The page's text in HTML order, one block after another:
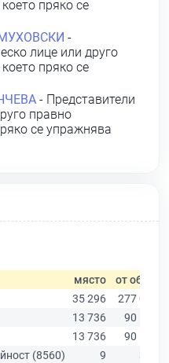
пряко се
-
лице или друго
пряко се
- Представители
правно
се упражнява
място от общо
35 296
277 019
13 736
90 178
13 736
90 178
(8560)
9 329